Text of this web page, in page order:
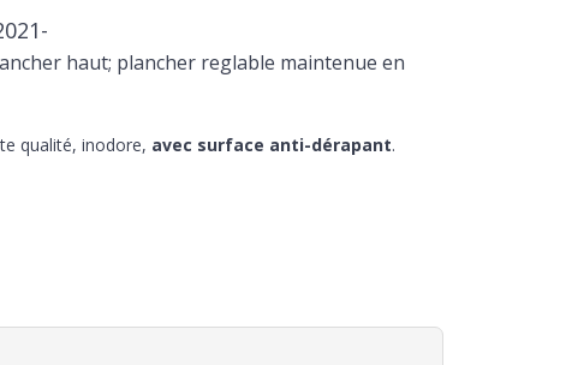
haut; plancher reglable maintenue en
qualité, inodore, avec surface anti-dérapant.